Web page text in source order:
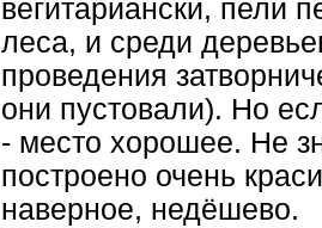
вегитариански, пели
леса, и среди
проведения
они пустовали). Но
- место хорошее. Не
построено очень
наверное, недёшево.